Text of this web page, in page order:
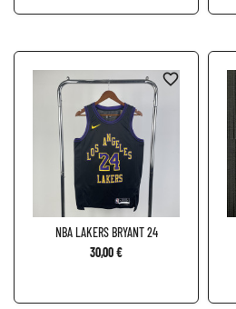
NBA LAKERS BRYANT 24
30,00 €
favorite_border